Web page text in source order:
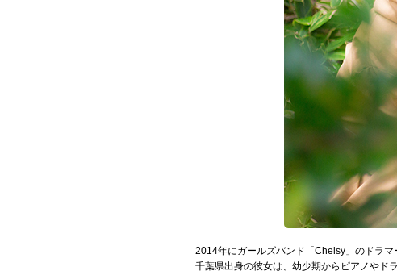
2014年にガールズバンド「Chelsy」のドラマ
千葉県出身の彼女は、幼少期からピアノやド